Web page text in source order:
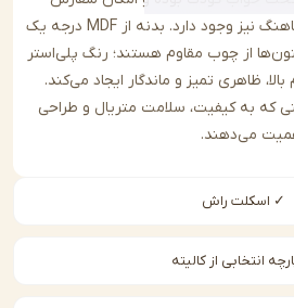
کمد، دراور و میز تحریر هماهنگ نیز وجود دارد. بدنه از MDF درجه یک
مقاوم هستند؛ رنگ پلی‌استر
تمیز و ماندگار ایجاد می‌کند.
کیفیت، سلامت متریال و طراحی
راش
از کالیته